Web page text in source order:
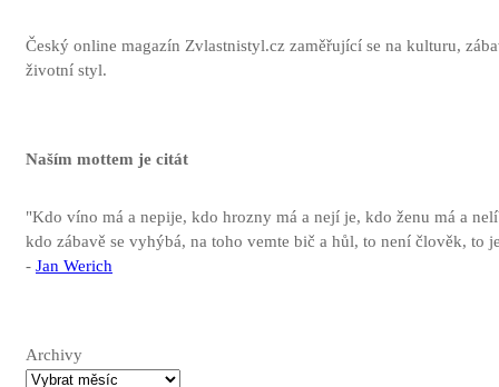
Český online magazín Zvlastnistyl.cz zaměřující se na kulturu,
životní styl.
Naším mottem je citát
"Kdo víno má a nepije, kdo hrozny má a nejí je, kdo ženu má a
kdo zábavě se vyhýbá, na toho vemte bič a hůl, to není člověk, to
- Jan Werich
Archivy